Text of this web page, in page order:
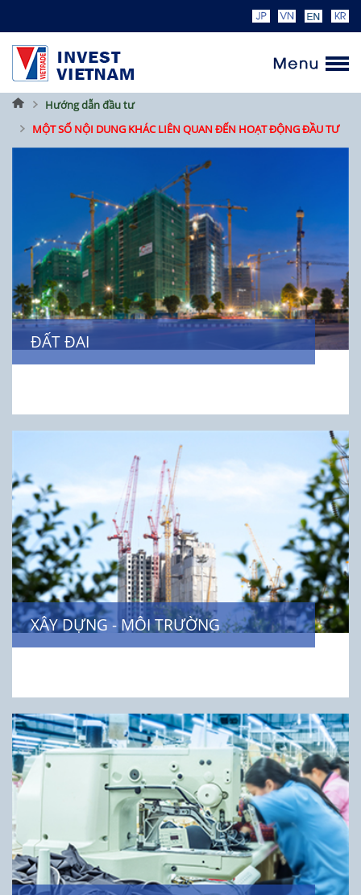
Trang
chủ
Hướng dẫn đầu tư
MỘT SỐ NỘI DUNG KHÁC LIÊN QUAN ĐẾN HOẠT ĐỘNG ĐẦU TƯ
ĐẤT ĐAI
XÂY DỰNG - MÔI TRƯỜNG